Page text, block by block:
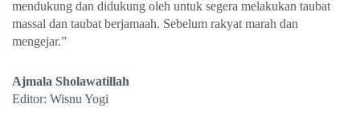
mendukung dan didukung oleh untuk segera melakukan taubat
massal dan taubat berjamaah. Sebelum rakyat marah dan
mengejar.”
Ajmala Sholawatillah
Editor: Wisnu Yogi